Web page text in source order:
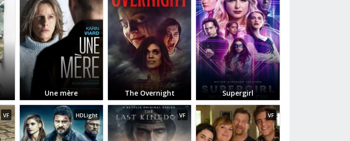
Une mère The Overnight Supergirl
VF HDLight VF VF